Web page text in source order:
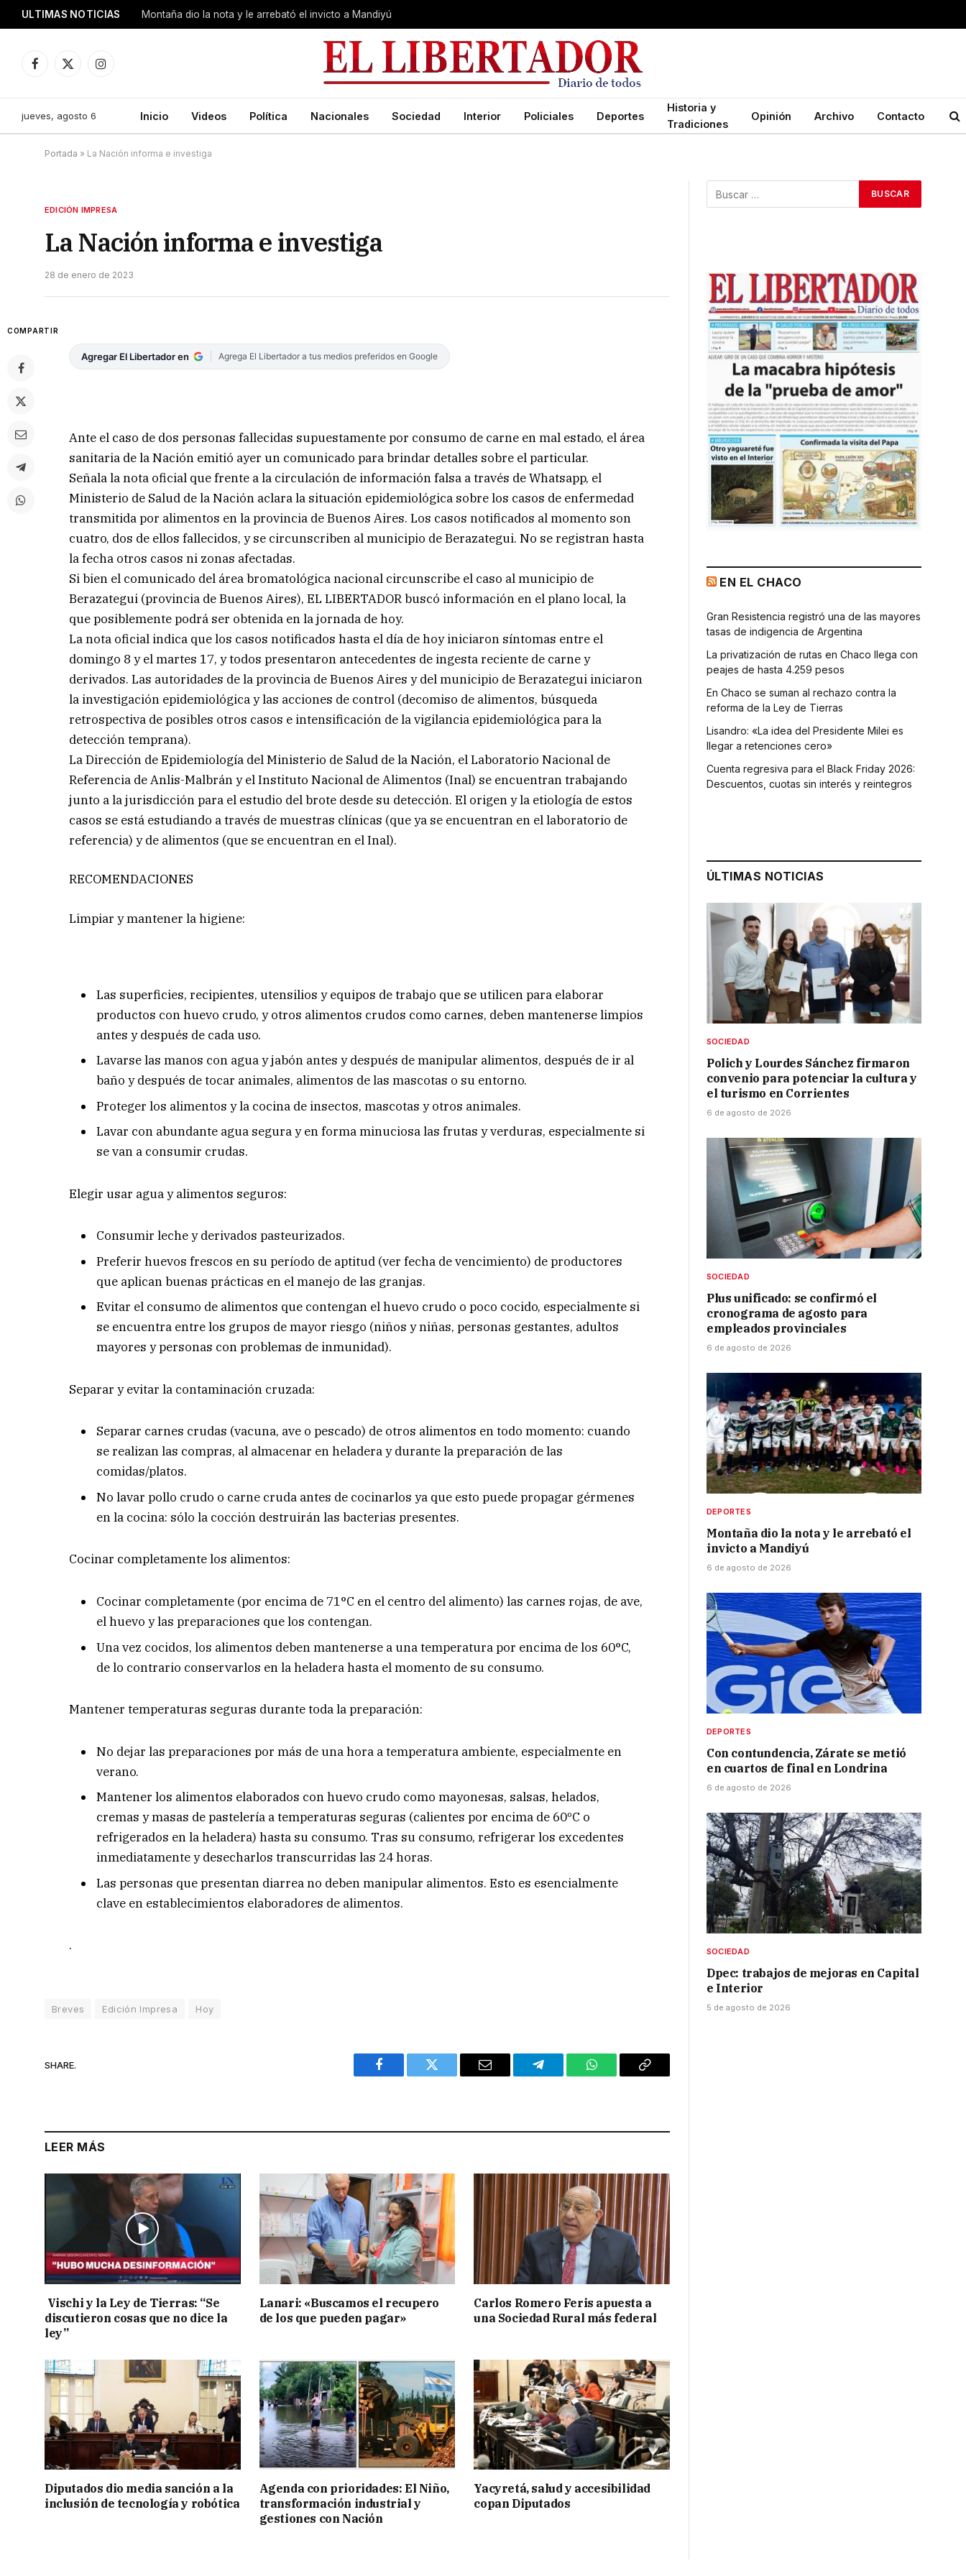
ULTIMAS NOTICIAS Montaña dio la nota y le arrebató el invicto a Mandiyú
Facebook
X
Instagram
jueves, agosto 6 Inicio Videos Política Nacionales Sociedad Interior Policiales Deportes
Historia y
Tradiciones
Opinión Archivo Contacto
Portada » La Nación informa e investiga
EDICIÓN IMPRESA
La Nación informa e investiga
28 de enero de 2023
COMPARTIR
Agregar El Libertador en Agrega El Libertador a tus medios preferidos en Google
Ante el caso de dos personas fallecidas supuestamente por consumo de carne en mal estado, el área
sanitaria de la Nación emitió ayer un comunicado para brindar detalles sobre el particular.
Señala la nota oficial que frente a la circulación de información falsa a través de Whatsapp, el
Ministerio de Salud de la Nación aclara la situación epidemiológica sobre los casos de enfermedad
transmitida por alimentos en la provincia de Buenos Aires. Los casos notificados al momento son
cuatro, dos de ellos fallecidos, y se circunscriben al municipio de Berazategui. No se registran hasta
la fecha otros casos ni zonas afectadas.
Si bien el comunicado del área bromatológica nacional circunscribe el caso al municipio de
Berazategui (provincia de Buenos Aires), EL LIBERTADOR buscó información en el plano local, la
que posiblemente podrá ser obtenida en la jornada de hoy.
La nota oficial indica que los casos notificados hasta el día de hoy iniciaron síntomas entre el
domingo 8 y el martes 17, y todos presentaron antecedentes de ingesta reciente de carne y
derivados. Las autoridades de la provincia de Buenos Aires y del municipio de Berazategui iniciaron
la investigación epidemiológica y las acciones de control (decomiso de alimentos, búsqueda
retrospectiva de posibles otros casos e intensificación de la vigilancia epidemiológica para la
detección temprana).
La Dirección de Epidemiología del Ministerio de Salud de la Nación, el Laboratorio Nacional de
Referencia de Anlis-Malbrán y el Instituto Nacional de Alimentos (Inal) se encuentran trabajando
junto a la jurisdicción para el estudio del brote desde su detección. El origen y la etiología de estos
casos se está estudiando a través de muestras clínicas (que ya se encuentran en el laboratorio de
referencia) y de alimentos (que se encuentran en el Inal).
RECOMENDACIONES
Limpiar y mantener la higiene:
Las superficies, recipientes, utensilios y equipos de trabajo que se utilicen para elaborar
productos con huevo crudo, y otros alimentos crudos como carnes, deben mantenerse limpios
antes y después de cada uso.
Lavarse las manos con agua y jabón antes y después de manipular alimentos, después de ir al
baño y después de tocar animales, alimentos de las mascotas o su entorno.
Proteger los alimentos y la cocina de insectos, mascotas y otros animales.
Lavar con abundante agua segura y en forma minuciosa las frutas y verduras, especialmente si
se van a consumir crudas.
Elegir usar agua y alimentos seguros:
Consumir leche y derivados pasteurizados.
Preferir huevos frescos en su período de aptitud (ver fecha de vencimiento) de productores
que aplican buenas prácticas en el manejo de las granjas.
Evitar el consumo de alimentos que contengan el huevo crudo o poco cocido, especialmente si
se encuentra entre los grupos de mayor riesgo (niños y niñas, personas gestantes, adultos
mayores y personas con problemas de inmunidad).
Separar y evitar la contaminación cruzada:
Separar carnes crudas (vacuna, ave o pescado) de otros alimentos en todo momento: cuando
se realizan las compras, al almacenar en heladera y durante la preparación de las
comidas/platos.
No lavar pollo crudo o carne cruda antes de cocinarlos ya que esto puede propagar gérmenes
en la cocina: sólo la cocción destruirán las bacterias presentes.
Cocinar completamente los alimentos:
Cocinar completamente (por encima de 71°C en el centro del alimento) las carnes rojas, de ave,
el huevo y las preparaciones que los contengan.
Una vez cocidos, los alimentos deben mantenerse a una temperatura por encima de los 60°C,
de lo contrario conservarlos en la heladera hasta el momento de su consumo.
Mantener temperaturas seguras durante toda la preparación:
No dejar las preparaciones por más de una hora a temperatura ambiente, especialmente en
verano.
Mantener los alimentos elaborados con huevo crudo como mayonesas, salsas, helados,
cremas y masas de pastelería a temperaturas seguras (calientes por encima de 60ºC o
refrigerados en la heladera) hasta su consumo. Tras su consumo, refrigerar los excedentes
inmediatamente y desecharlos transcurridas las 24 horas.
Las personas que presentan diarrea no deben manipular alimentos. Esto es esencialmente
clave en establecimientos elaboradores de alimentos.
.
Breves Edición Impresa Hoy
SHARE.
Facebook Twitter Email Telegram WhatsAppCopy
LEER MÁS
Vischi y la Ley de Tierras: “Se
discutieron cosas que no dice la
ley”
Lanari: «Buscamos el recupero
de los que pueden pagar»
Carlos Romero Feris apuesta a
una Sociedad Rural más federal
Diputados dio media sanción a la
inclusión de tecnología y robótica
Agenda con prioridades: El Niño,
transformación industrial y
gestiones con Nación
Yacyretá, salud y accesibilidad
copan Diputados
EN EL CHACO
Gran Resistencia registró una de las mayores
tasas de indigencia de Argentina
La privatización de rutas en Chaco llega con
peajes de hasta 4.259 pesos
En Chaco se suman al rechazo contra la
reforma de la Ley de Tierras
Lisandro: «La idea del Presidente Milei es
llegar a retenciones cero»
Cuenta regresiva para el Black Friday 2026:
Descuentos, cuotas sin interés y reintegros
ÚLTIMAS NOTICIAS
SOCIEDAD
Polich y Lourdes Sánchez firmaron
convenio para potenciar la cultura y
el turismo en Corrientes
6 de agosto de 2026
SOCIEDAD
Plus unificado: se confirmó el
cronograma de agosto para
empleados provinciales
6 de agosto de 2026
DEPORTES
Montaña dio la nota y le arrebató el
invicto a Mandiyú
6 de agosto de 2026
DEPORTES
Con contundencia, Zárate se metió
en cuartos de final en Londrina
6 de agosto de 2026
SOCIEDAD
Dpec: trabajos de mejoras en Capital
e Interior
5 de agosto de 2026